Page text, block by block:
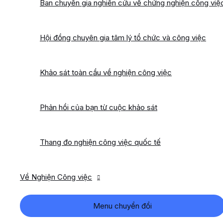
Ban chuyên gia nghiên cứu về chứng nghiện công
Hội đồng chuyên gia tâm lý tổ chức và công việc
Khảo sát toàn cầu về nghiện công việc
Phản hồi của bạn từ cuộc khảo sát
Thang đo nghiện công việc quốc tế
Về Nghiện Công việc
Menu chuyển đổi